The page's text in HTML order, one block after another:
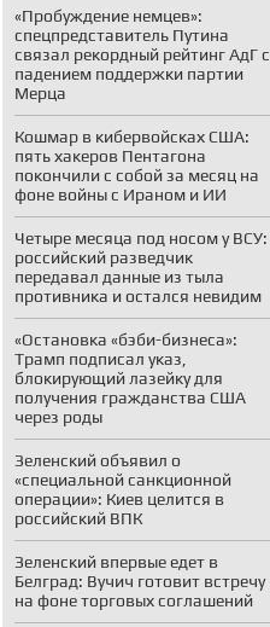
«Пробуждение немцев»:
спецпредставитель Путина
связал рекордный рейтинг АдГ с
падением поддержки партии
Мерца
Кошмар в кибервойсках США:
пять хакеров Пентагона
покончили с собой за месяц на
фоне войны с Ираном и ИИ
Четыре месяца под носом у ВСУ:
российский разведчик
передавал данные из тыла
противника и остался невидим
«Остановка «бэби-бизнеса»:
Трамп подписал указ,
блокирующий лазейку для
получения гражданства США
через роды
Зеленский объявил о
«специальной санкционной
операции»: Киев целится в
российский ВПК
Зеленский впервые едет в
Белград: Вучич готовит встречу
на фоне торговых соглашений